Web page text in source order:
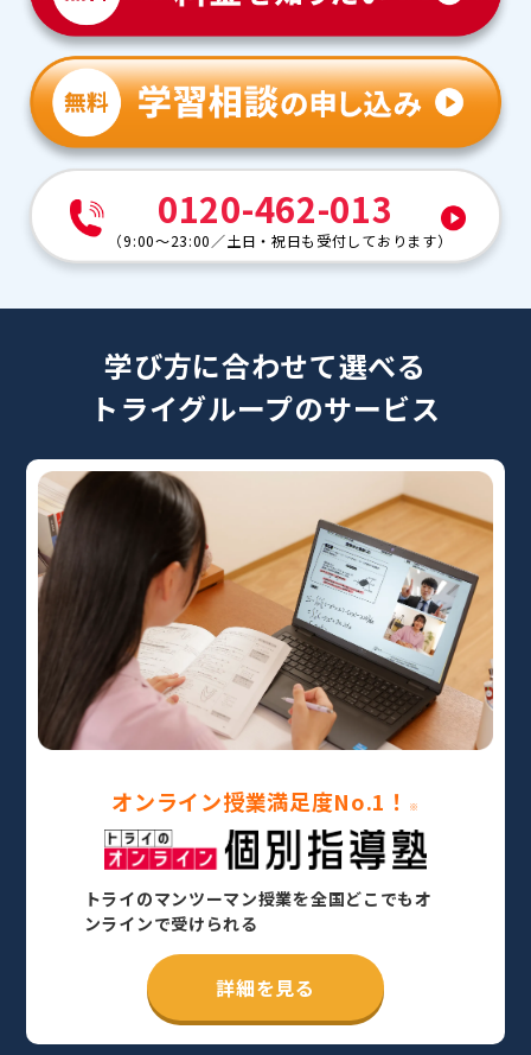
0120-462-013
（9:00～23:00 ／土日・祝日も受付しております）
学び方に合わせて選べる
トライグループのサービス
オンライン授業満足度No.1！ ※
トライのマンツーマン授業を全国どこでもオ
ンラインで受けられる
詳細を見る